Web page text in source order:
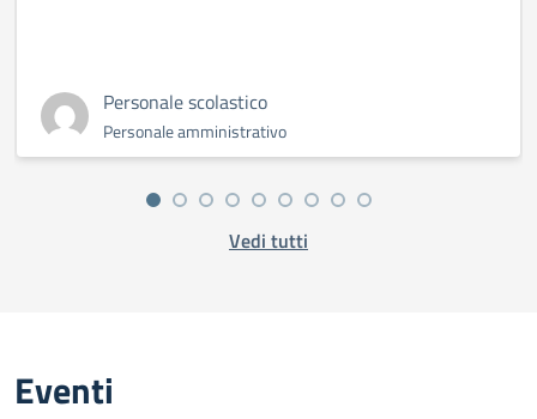
Personale scolastico
Personale amministrativo
Vedi tutti
Eventi